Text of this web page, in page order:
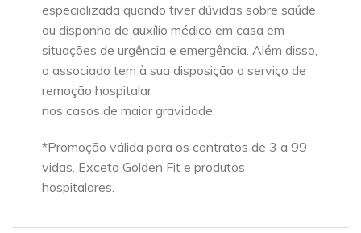
especializada quando tiver dúvidas sobre saúde
ou disponha de auxílio médico em casa em
situações de urgência e emergência. Além disso,
o associado tem à sua disposição o serviço de
remoção hospitalar
nos casos de maior gravidade.
*Promoção válida para os contratos de 3 a 99
vidas. Exceto Golden Fit e produtos
hospitalares.